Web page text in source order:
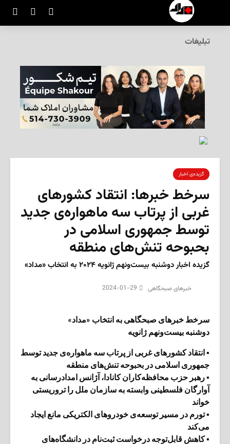
تبلیغات
گزیده‌ی‌ اخبار
سرخط خبرها: انتقاد کشورهای
غربی از پرتاب سه ماهواره‌ی جدید
توسط جمهوری اسلامی در
بحبوحه تنش‌های منطقه
گزیده اخبار دوشنبه بیست‌ونهم ژانویه ۲۰۲۴ به انتخاب «مداد»
‌خبرهای صبحگاهی 2024-01-29
سرخط خبرهای صبحگاهی به انتخاب «مداد»
دوشنبه بیست‌ونهم ژانویه
▪ انتقاد کشورهای غربی از پرتاب سه ماهواره‌ی جدید توسط
جمهوری اسلامی در بحبوحه تنش‌های منطقه
▪ رهبر حزب محافظه‌کاران کانادا، آژانس امدادرسانی به
آوارگان فلسطینی وابسته به سازمان ملل را تروریستی
خواند
▪ تورم در مسیر توسعه‌ی خودروهای الکتریکی مانع ایجاد
می‌کند
▪ کاهش قابل‌توجه درخواست ثبت‌نام در دانشگاه‌های